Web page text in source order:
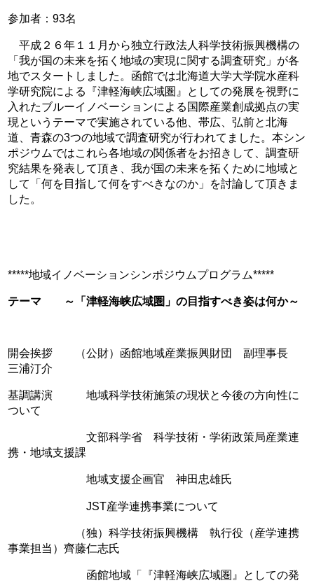
参加者：93名
平成２６年１１月から独立行政法人科学技術振興機構の
「我が国の未来を拓く地域の実現に関する調査研究」が各
地でスタートしました。函館では北海道大学大学院水産科
学研究院による『津軽海峡広域圏』としての発展を視野に
入れたブルーイノベーションによる国際産業創成拠点の実
現というテーマで実施されている他、帯広、弘前と北海
道、青森の3つの地域で調査研究が行われてました。本シン
ポジウムではこれら各地域の関係者をお招きして、調査研
究結果を発表して頂き、我が国の未来を拓くために地域と
して「何を目指して何をすべきなのか」を討論して頂きま
した。
*****地域イノベーションシンポジウムプログラム*****
テーマ ～「津軽海峡広域圏」の目指すべき姿は何か～
開会挨拶 （公財）函館地域産業振興財団 副理事長
三浦汀介
基調講演 地域科学技術施策の現状と今後の方向性に
ついて
文部科学省 科学技術・学術政策局産業連
携・地域支援課
地域支援企画官 神田忠雄氏
JST産学連携事業について
（独）科学技術振興機構 執行役（産学連携
事業担当）齊藤仁志氏
函館地域「『津軽海峡広域圏』としての発